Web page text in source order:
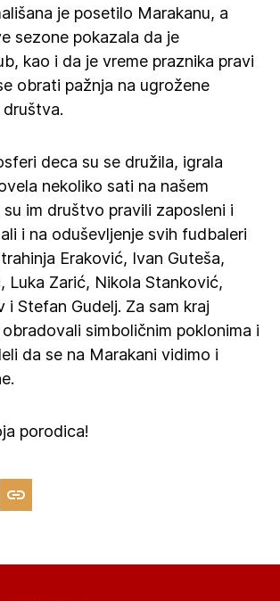
je posetilo Marakanu, a
sezone pokazala da je
kao i da je vreme praznika pravi
obrati pažnja na ugrožene
deca su se družila, igrala
nekoliko sati na našem
im društvo pravili zaposleni i
i na oduševljenje svih fudbaleri
Eraković, Ivan Guteša,
Luka Zarić, Nikola Stanković,
i Stefan Gudelj. Za sam kraj
simboličnim poklonima i
da se na Marakani vidimo i
porodica!